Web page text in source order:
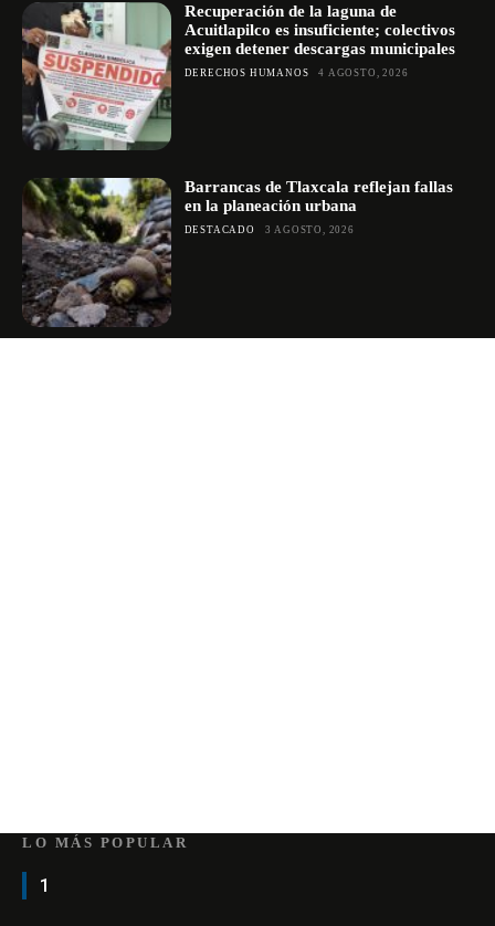
Recuperación de la laguna de
Acuitlapilco es insuficiente; colectivos
exigen detener descargas municipales
DERECHOS HUMANOS 4 AGOSTO, 2026
Barrancas de Tlaxcala reflejan fallas
en la planeación urbana
DESTACADO 3 AGOSTO, 2026
LO MÁS POPULAR
1